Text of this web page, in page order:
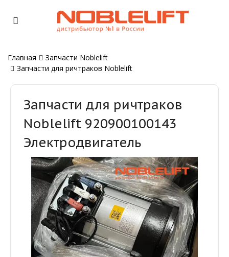
Главная
Запчасти Noblelift
Запчасти для ричтраков Noblelift
Запчасти для ричтраков
Noblelift 920900100143
Электродвигатель